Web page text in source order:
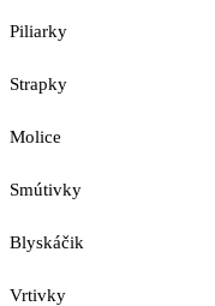
Piliarky
Strapky
Molice
Smútivky
Blyskáčik
Vrtivky